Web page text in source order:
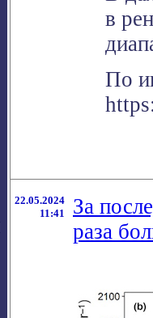
в
По
22.05.2024
11:41
За
раза